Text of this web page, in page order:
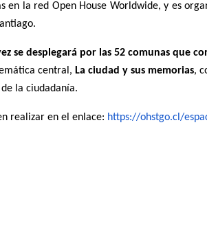
en la red Open House Worldwide, y es
se desplegará por las 52 comunas que
central, La ciudad y sus memorias,
la ciudadanía.
realizar en el enlace: https://ohstgo.cl/